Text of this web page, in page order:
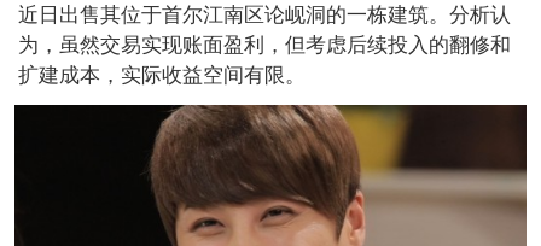
近日出售其位于首尔江南区论岘洞的一栋建筑。分析认
为，虽然交易实现账面盈利，但考虑后续投入的翻修和
扩建成本，实际收益空间有限。